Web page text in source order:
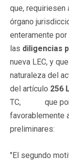
que, requiriesen
órgano
enteramente
las diligencias
nueva LEC, y
naturaleza del
del artículo 256
TC, que por
favorablemente
preliminares:
"El segundo